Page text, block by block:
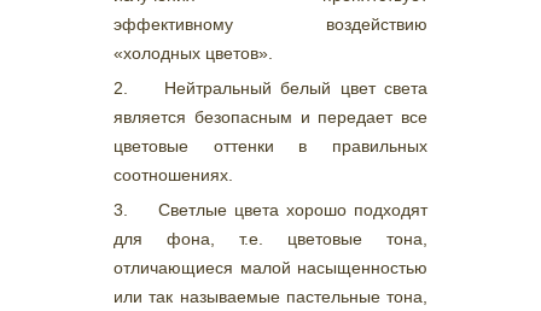
эффективному воздействию
«холодных цветов».
2. Нейтральный белый цвет света
является безопасным и передает все
цветовые оттенки в правильных
соотношениях.
3. Светлые цвета хорошо подходят
для фона, т.е. цветовые тона,
отличающиеся малой насыщенностью
или так называемые пастельные тона,